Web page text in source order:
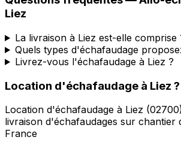
Liez
La livraison à Liez est-elle comprise
Quels types d'échafaudage
Livrez-vous l'échafaudage à Liez ?
Location d'échafaudage à Liez ?
Location d'échafaudage à Liez (02700
livraison d'échafaudages sur chantier
France